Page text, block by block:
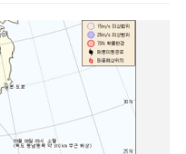
경제성 제고에 기여하고자
회로...”라는 주제로 열렸다.
장 및 항공사 대표, 항공 관
명이 참석하였다. 전병성
인천국제공항공사 부사장의
영 한국항공대학교 항공경